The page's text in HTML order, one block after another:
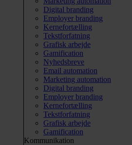
Digital branding
Employer branding
Kernefortælling
Tekstforfatning
Grafisk arbejde
Gamification
Nyhedsbreve
Email automation
Marketing automation
Digital branding
Employer branding
Kernefortælling
Tekstforfatning
Grafisk arbejde
Gamification
Kommunikation